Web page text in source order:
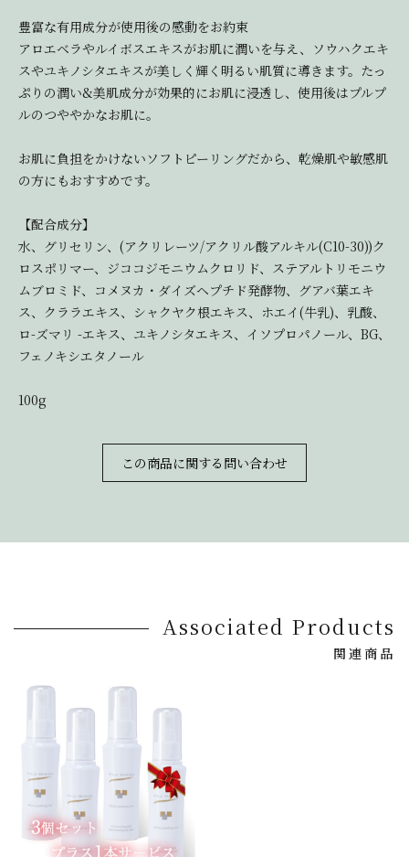
豊富な有用成分が使用後の感動をお約束
アロエベラやルイボスエキスがお肌に潤いを与え、ソウハクエキ
スやユキノシタエキスが美しく輝く明るい肌質に導きます。たっ
ぷりの潤い&美肌成分が効果的にお肌に浸透し、使用後はプルプ
ルのつややかなお肌に。
お肌に負担をかけないソフトピーリングだから、乾燥肌や敏感肌
の方にもおすすめです。
【配合成分】
水、グリセリン、(アクリレーツ/アクリル酸アルキル(C10-30))ク
ロスポリマー、ジココジモニウムクロリド、ステアルトリモニウ
ムブロミド、コメヌカ・ダイズヘプチド発酵物、グアバ葉エキ
ス、クララエキス、シャクヤク根エキス、ホエイ(牛乳)、乳酸、
ロ-ズマリ -エキス、ユキノシタエキス、イソプロパノール、BG、
フェノキシエタノール
100g
この商品に関する問い合わせ
Associated Products
関連商品